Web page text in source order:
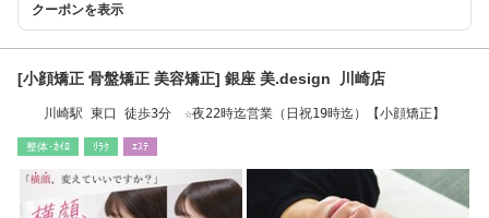
クーポンを表示
[小顔矯正 骨盤矯正 美容矯正] 銀座 美.design 川崎店
川崎駅 東口 徒歩3分 ☆夜22時迄営業（日祝19時迄）【小顔矯正】
整体･ｶｲﾛ ﾘﾗｸ ｴｽﾃ